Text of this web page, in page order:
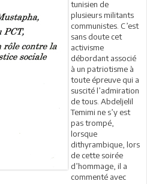
tunisien de
plusieurs militants
communistes. C’est
sans doute cet
activisme
débordant associé
à un patriotisme à
toute épreuve qui a
suscité l’admiration
de tous. Abdeljelil
Temimi ne s’y est
pas trompé,
lorsque
dithyrambique, lors
de cette soirée
d’hommage, il a
commenté avec